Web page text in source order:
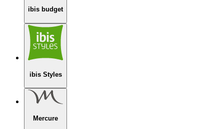
ibis budget
ibis Styles
Mercure